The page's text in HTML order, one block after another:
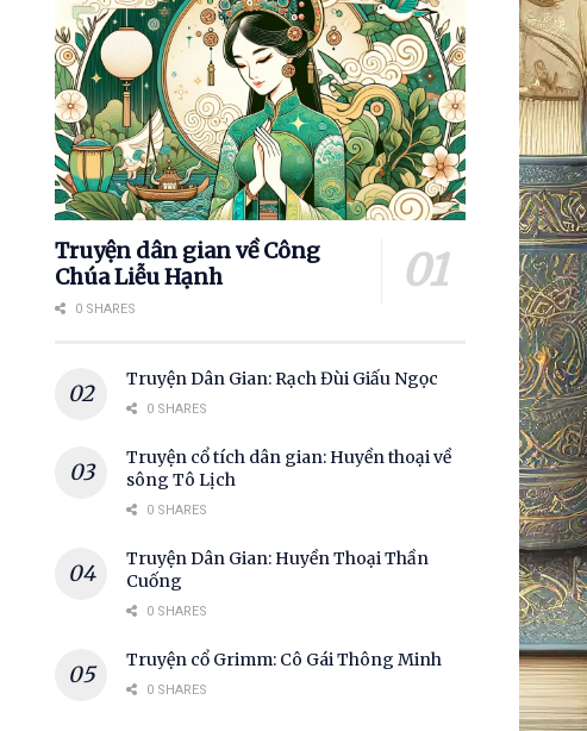
Truyện dân gian về Công
Chúa Liễu Hạnh
0 SHARES
Truyện Dân Gian: Rạch Đùi Giấu Ngọc
0 SHARES
Truyện cổ tích dân gian: Huyền thoại về
sông Tô Lịch
0 SHARES
Truyện Dân Gian: Huyền Thoại Thần
Cuống
0 SHARES
Truyện cổ Grimm: Cô Gái Thông Minh
0 SHARES